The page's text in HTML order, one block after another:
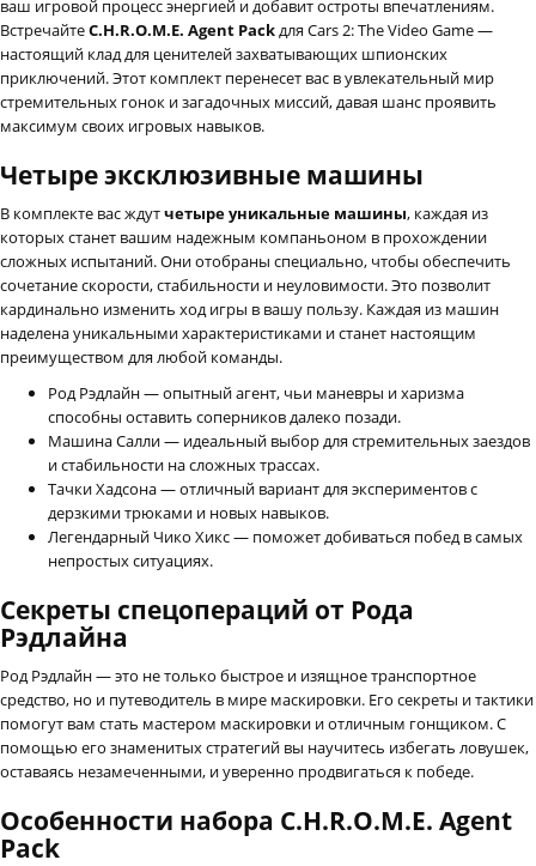
ваш игровой процесс энергией и добавит остроты впечатлениям.
ВстречайтеC.H.R.O.M.E. Agent Packдля Cars 2: The Video Game —
настоящий клад для ценителей захватывающих шпионских
приключений. Этот комплект перенесет вас в увлекательный мир
стремительных гонок и загадочных миссий, давая шанс проявить
максимум своих игровых навыков.
Четыре эксклюзивные машины
В комплекте вас ждутчетыре уникальные машины, каждая из
которых станет вашим надежным компаньоном в прохождении
сложных испытаний. Они отобраны специально, чтобы обеспечить
сочетание скорости, стабильности и неуловимости. Это позволит
кардинально изменить ход игры в вашу пользу. Каждая из машин
наделена уникальными характеристиками и станет настоящим
преимуществом для любой команды.
Род Рэдлайн — опытный агент, чьи маневры и харизма
способны оставить соперников далеко позади.
Машина Салли — идеальный выбор для стремительных заездов
и стабильности на сложных трассах.
Тачки Хадсона — отличный вариант для экспериментов с
дерзкими трюками и новых навыков.
Легендарный Чико Хикс — поможет добиваться побед в самых
непростых ситуациях.
Секреты спецопераций от Рода
Рэдлайна
Род Рэдлайн — это не только быстрое и изящное транспортное
средство, но и путеводитель в мире маскировки. Его секреты и тактики
помогут вам стать мастером маскировки и отличным гонщиком. С
помощью его знаменитых стратегий вы научитесь избегать ловушек,
оставаясь незамеченными, и уверенно продвигаться к победе.
Особенности набора C.H.R.O.M.E. Agent
Pack